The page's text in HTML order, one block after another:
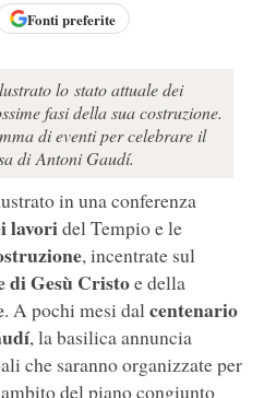
Fonti preferite
lo stato attuale dei
fasi della sua costruzione.
di eventi per celebrare il
di Antoni Gaudí.
in una conferenza
lavoridel Tempio e le
, incentrate sul
di Gesù Cristoe della
. A pochi mesi dalcentenario
, la basilica annuncia
che saranno organizzate per
del piano congiunto